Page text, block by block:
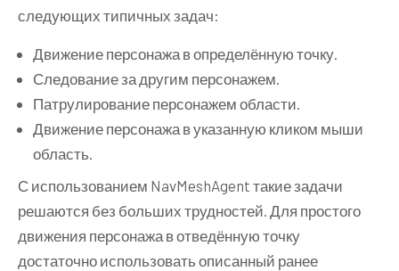
следующих типичных задач:
Движение персонажа в определённую точку.
Следование за другим персонажем.
Патрулирование персонажем области.
Движение персонажа в указанную кликом мыши
область.
С использованием NavMeshAgent такие задачи
решаются без больших трудностей. Для простого
движения персонажа в отведённую точку
достаточно использовать описанный ранее